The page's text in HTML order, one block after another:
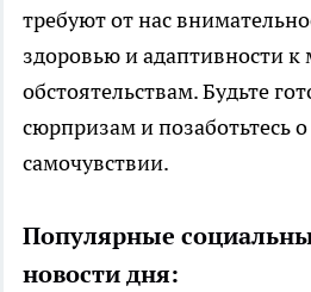
требуют от нас
здоровью и адаптивности
обстоятельствам. Будьте
сюрпризам и позаботьтесь
самочувствии.
Популярные
новости дня: